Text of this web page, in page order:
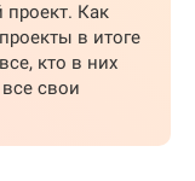
Как
в итоге
кто в них
свои